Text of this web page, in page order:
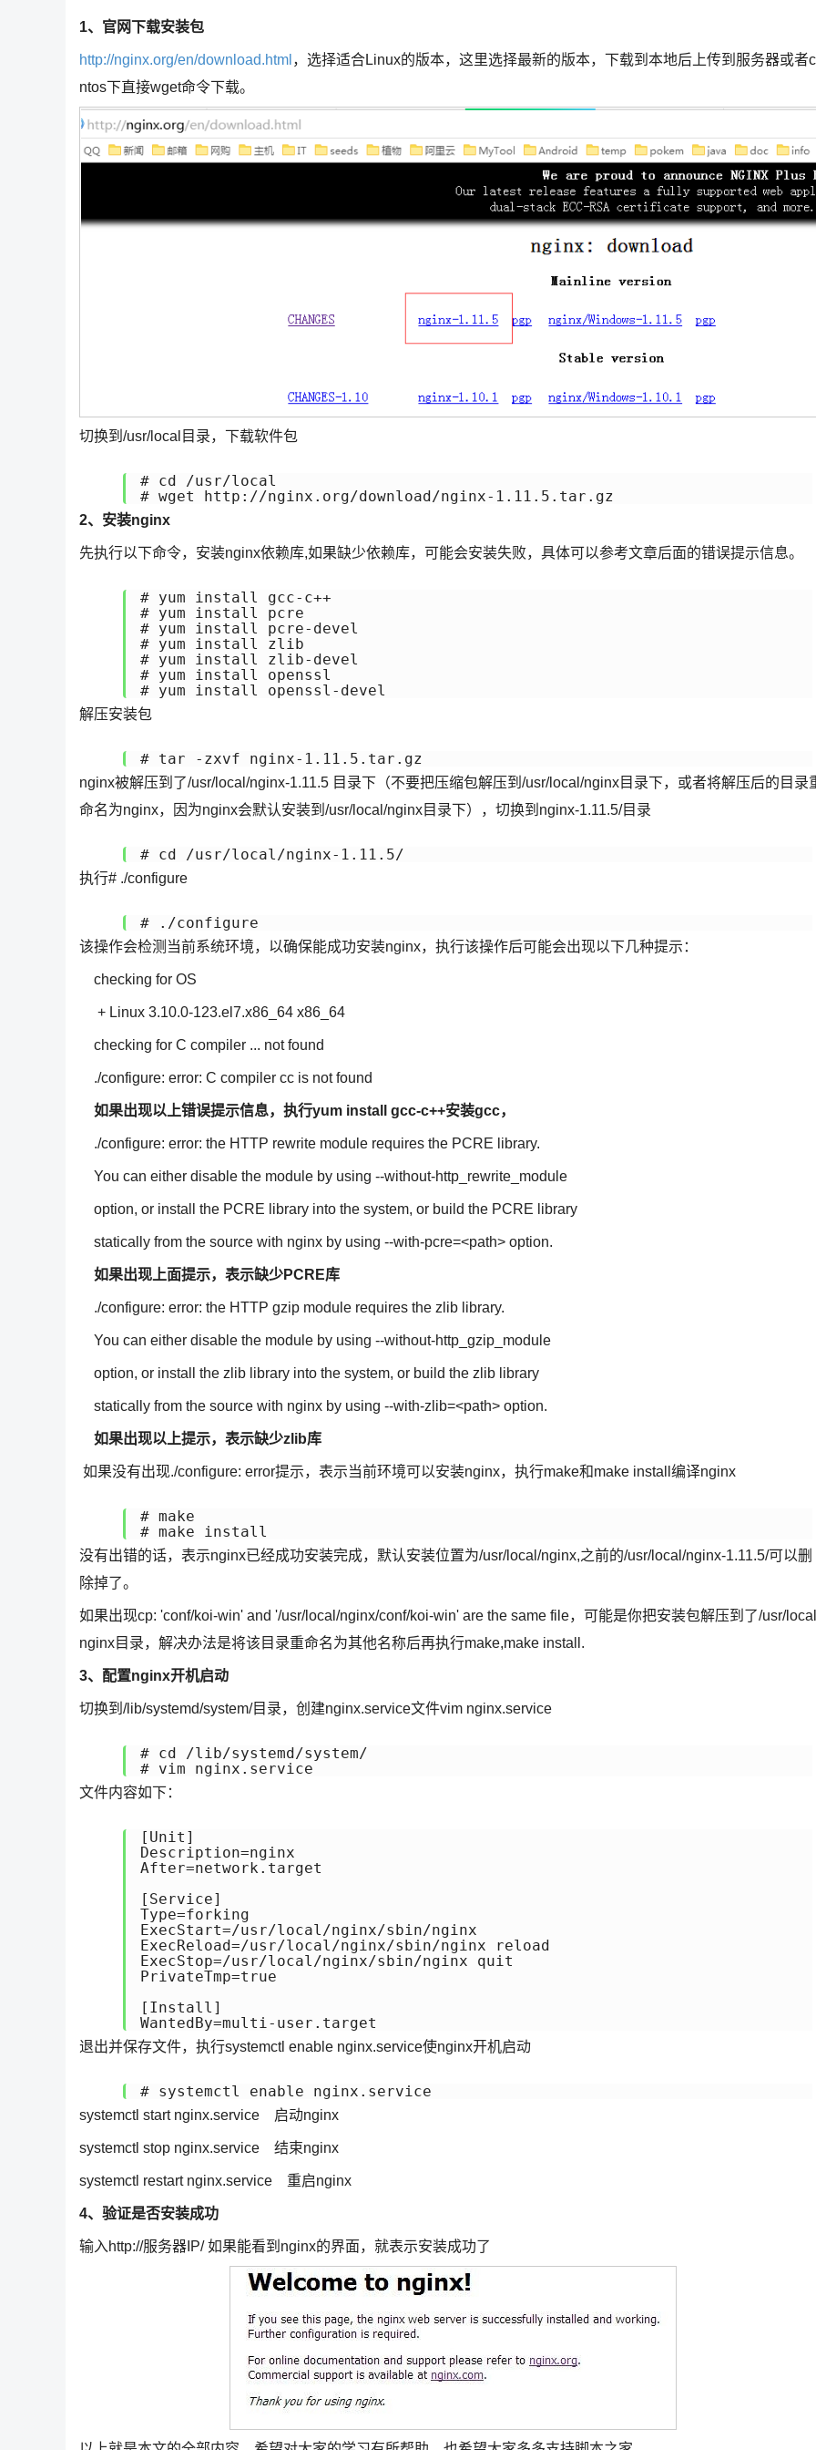
1、官网下载安装包
http://nginx.org/en/download.html ，选择适合Linux的版本，这里选择最新的版本，下载到本地后上传到服务器或者
ntos下直接wget命令下载。
切换到/usr/local目录，下载软件包
# cd /usr/local
# wget http://nginx.org/download/nginx-1.11.5.tar.gz
2、安装nginx
先执行以下命令，安装nginx依赖库,如果缺少依赖库，可能会安装失败，具体可以参考文章后面的错误提示信息。
# yum install gcc-c++
# yum install pcre
# yum install pcre-devel
# yum install zlib
# yum install zlib-devel
# yum install openssl
# yum install openssl-devel
解压安装包
# tar -zxvf nginx-1.11.5.tar.gz
nginx被解压到了/usr/local/nginx-1.11.5 目录下（不要把压缩包解压到/usr/local/nginx目录下，或者将解压后的目录
命名为nginx，因为nginx会默认安装到/usr/local/nginx目录下），切换到nginx-1.11.5/目录
# cd /usr/local/nginx-1.11.5/
执行# ./configure
# ./configure
该操作会检测当前系统环境，以确保能成功安装nginx，执行该操作后可能会出现以下几种提示：
checking for OS
+ Linux 3.10.0-123.el7.x86_64 x86_64
checking for C compiler ... not found
./configure: error: C compiler cc is not found
如果出现以上错误提示信息，执行yum install gcc-c++安装gcc，
./configure: error: the HTTP rewrite module requires the PCRE library.
You can either disable the module by using --without-http_rewrite_module
option, or install the PCRE library into the system, or build the PCRE library
statically from the source with nginx by using --with-pcre=<path> option.
如果出现上面提示，表示缺少PCRE库
./configure: error: the HTTP gzip module requires the zlib library.
You can either disable the module by using --without-http_gzip_module
option, or install the zlib library into the system, or build the zlib library
statically from the source with nginx by using --with-zlib=<path> option.
如果出现以上提示，表示缺少zlib库
如果没有出现./configure: error提示，表示当前环境可以安装nginx，执行make和make install编译nginx
# make
# make install
没有出错的话，表示nginx已经成功安装完成，默认安装位置为/usr/local/nginx,之前的/usr/local/nginx-1.11.5/可以删
除掉了。
如果出现cp: 'conf/koi-win' and '/usr/local/nginx/conf/koi-win' are the same file，可能是你把安装包解压到了/usr/
nginx目录，解决办法是将该目录重命名为其他名称后再执行make,make install.
3、配置nginx开机启动
切换到/lib/systemd/system/目录，创建nginx.service文件vim nginx.service
# cd /lib/systemd/system/
# vim nginx.service
文件内容如下：
[Unit]
Description=nginx
After=network.target
[Service]
Type=forking
ExecStart=/usr/local/nginx/sbin/nginx
ExecReload=/usr/local/nginx/sbin/nginx reload
ExecStop=/usr/local/nginx/sbin/nginx quit
PrivateTmp=true
[Install]
WantedBy=multi-user.target
退出并保存文件，执行systemctl enable nginx.service使nginx开机启动
# systemctl enable nginx.service
systemctl start nginx.service 启动nginx
systemctl stop nginx.service 结束nginx
systemctl restart nginx.service 重启nginx
4、验证是否安装成功
输入http://服务器IP/ 如果能看到nginx的界面，就表示安装成功了